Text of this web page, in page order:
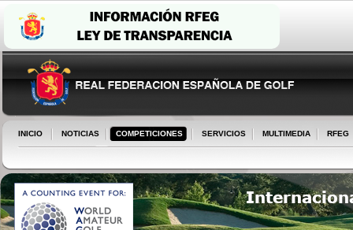
INICIO NOTICIAS COMPETICIONES SERVICIOS MULTIMEDIA RFEG